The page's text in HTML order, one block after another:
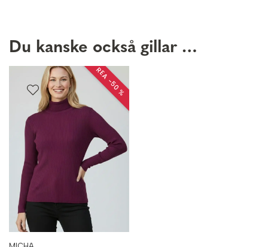
Du kanske också gillar …
REA −50 %